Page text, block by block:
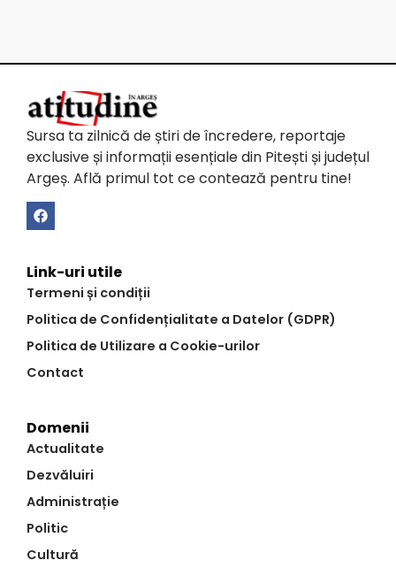
Sursa ta zilnică de știri de încredere, reportaje
exclusive și informații esențiale din Pitești și județul
Argeș. Află primul tot ce contează pentru tine!
Link-uri utile
Termeni și condiții
Politica de Confidențialitate a Datelor (GDPR)
Politica de Utilizare a Cookie-urilor
Contact
Domenii
Actualitate
Dezvăluiri
Administrație
Politic
Cultură